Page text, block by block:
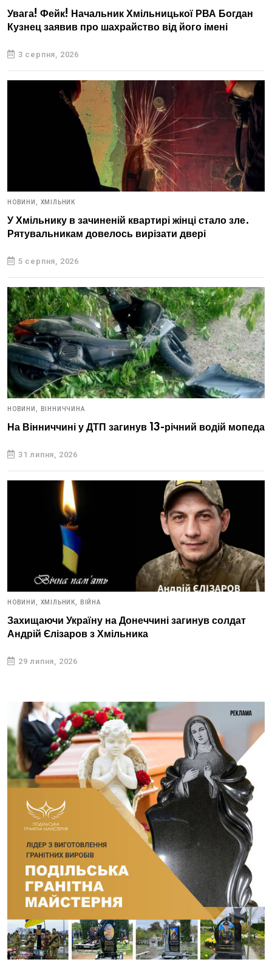
Увага! Фейк! Начальник Хмільницької РВА Богдан
Кузнец заявив про шахрайство від його імені
3 серпня, 2026
НОВИНИ, ХМІЛЬНИК
У Хмільнику в зачиненій квартирі жінці стало зле.
Рятувальникам довелось вирізати двері
5 серпня, 2026
НОВИНИ, ВІННИЧЧИНА
На Вінниччині у ДТП загинув 13-річний водій мопеда
31 липня, 2026
НОВИНИ, ХМІЛЬНИК, ВІЙНА
Захищаючи Україну на Донеччині загинув солдат
Андрій Єлізаров з Хмільника
29 липня, 2026